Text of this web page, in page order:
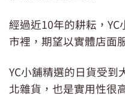
經過近10年的耕耘，
市裡，期望以實體店面
YC小舖精選的日貨受到
北雜貨，也是實用性很